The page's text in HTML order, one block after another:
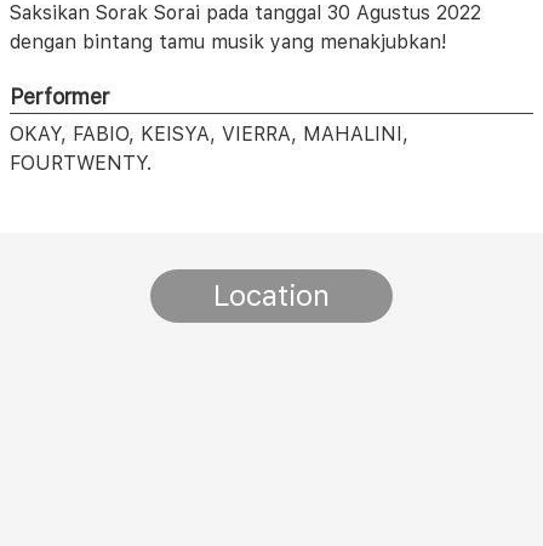
Saksikan Sorak Sorai pada tanggal 30 Agustus 2022
dengan bintang tamu musik yang menakjubkan!
Performer
OKAY, FABIO, KEISYA, VIERRA, MAHALINI,
FOURTWENTY.
Location